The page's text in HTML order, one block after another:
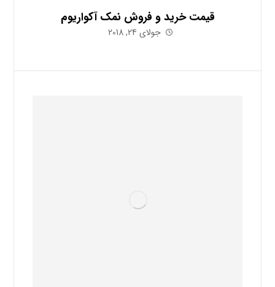
قیمت خرید و فروش نمک آکواریوم
جولای 24, 2018